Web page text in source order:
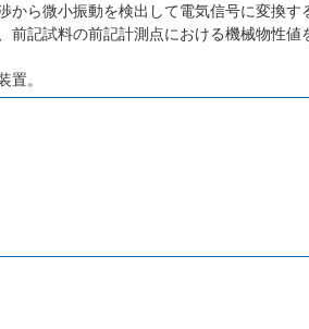
から微小振動を検出して電気信号に変換す
前記試料の前記計測点における機械物性値
置。